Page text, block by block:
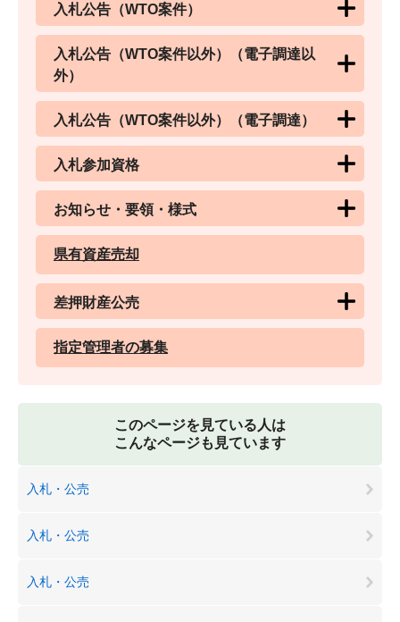
入札公告（WTO案件）
入札公告（WTO案件以外）（電子調達以
外）
入札公告（WTO案件以外）（電子調達）
入札参加資格
お知らせ・要領・様式
県有資産売却
差押財産公売
指定管理者の募集
このページを見ている人は
こんなページも見ています
入札・公売
入札・公売
入札・公売